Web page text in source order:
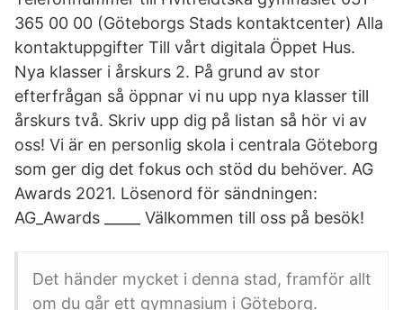
365 00 00 (Göteborgs Stads kontaktcenter) Alla
kontaktuppgifter Till vårt digitala Öppet Hus.
Nya klasser i årskurs 2. På grund av stor
efterfrågan så öppnar vi nu upp nya klasser till
årskurs två. Skriv upp dig på listan så hör vi av
oss! Vi är en personlig skola i centrala Göteborg
som ger dig det fokus och stöd du behöver. AG
Awards 2021. Lösenord för sändningen:
AG_Awards _____ Välkommen till oss på besök!
Det händer mycket i denna stad, framför allt
om du går ett gymnasium i Göteborg.